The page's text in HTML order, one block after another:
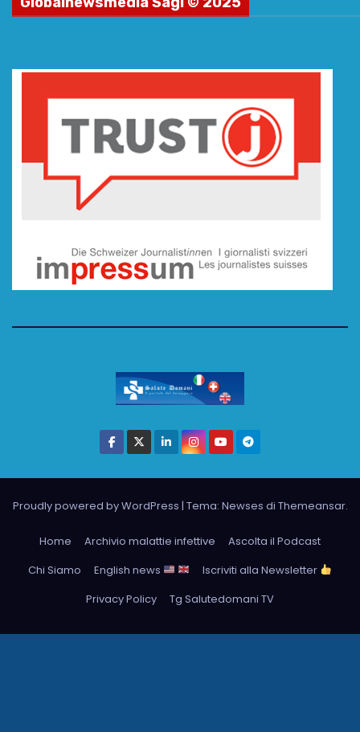
Proudly powered by WordPress | Tema: Newses di Themeansar.
Home Archivio malattie infettive
Ascolta il Podcast
Chi Siamo
English news
Iscriviti alla Newsletter
Privacy Policy
Tg Salutedomani TV